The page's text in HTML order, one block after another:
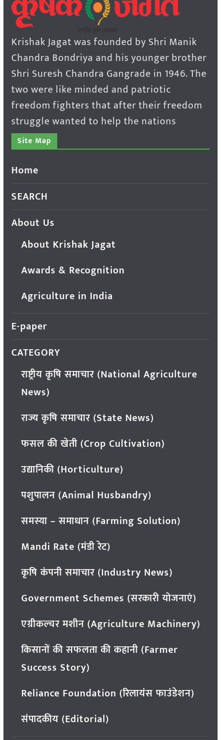
Krishak Jagat was founded by Shri Manik
Chandra Bondriya and his younger brother
Shri Suresh Chandra Gangrade in 1946. The
two were like minded and patriotic
freedom fighters that after their freedom
struggle wanted to help the nations
Site Map
Home
SEARCH
About Us
About Krishak Jagat
Awards & Recognition
Agriculture in India
E-paper
CATEGORY
राष्ट्रीय कृषि समाचार (National Agriculture
News)
राज्य कृषि समाचार (State News)
फसल की खेती (Crop Cultivation)
उद्यानिकी (Horticulture)
पशुपालन (Animal Husbandry)
समस्या – समाधान (Farming Solution)
Mandi Rate (मंडी रेट)
कृषि कंपनी समाचार (Industry News)
Government Schemes (सरकारी योजनाएं)
एग्रीकल्चर मशीन (Agriculture Machinery)
किसानों की सफलता की कहानी (Farmer
Success Story)
Reliance Foundation (रिलायंस फाउंडेशन)
संपादकीय (Editorial)